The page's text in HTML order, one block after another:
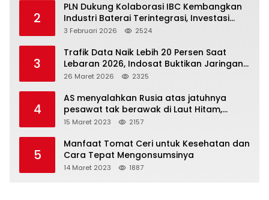
2
PLN Dukung Kolaborasi IBC Kembangkan
Industri Baterai Terintegrasi, Investasi
Capai USD 6 Miliar
3 Februari 2026 2524
3
Trafik Data Naik Lebih 20 Persen Saat
Lebaran 2026, Indosat Buktikan Jaringan
Tangguh Layani Jutaan Pemudik
26 Maret 2026 2325
4
AS menyalahkan Rusia atas jatuhnya
pesawat tak berawak di Laut Hitam,
Moskow menyangkal
15 Maret 2023 2157
5
Manfaat Tomat Ceri untuk Kesehatan dan
Cara Tepat Mengonsumsinya
14 Maret 2023 1887